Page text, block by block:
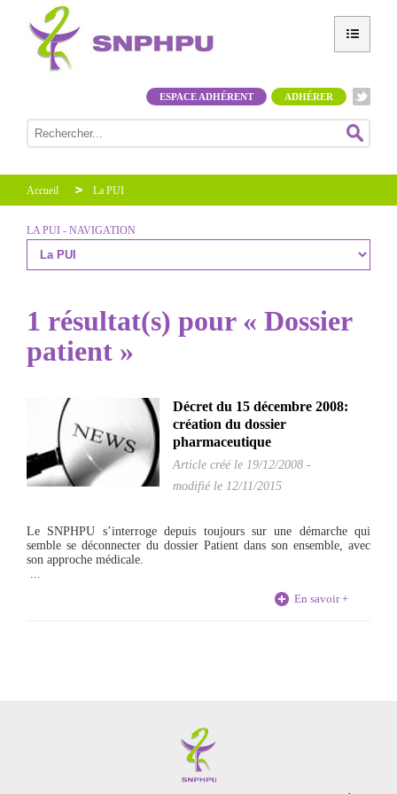
ADHÉRER
ESPACE ADHÉRENT
Accueil La PUI
LA PUI - NAVIGATION
1 résultat(s) pour « Dossier
patient »
Décret du 15 décembre 2008:
création du dossier
pharmaceutique
Article créé le 19/12/2008 -
modifié le 12/11/2015
Le SNPHPU s’interroge depuis toujours sur une démarche qui
semble se déconnecter du dossier Patient dans son ensemble, avec
son approche médicale.
...
En savoir +